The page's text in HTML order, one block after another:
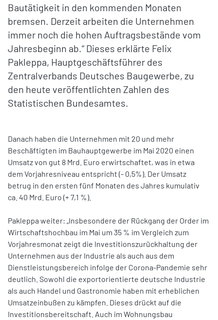
Bautätigkeit in den kommenden Monaten
bremsen. Derzeit arbeiten die Unternehmen
immer noch die hohen Auftragsbestände vom
Jahresbeginn ab.“ Dieses erklärte Felix
Pakleppa, Hauptgeschäftsführer des
Zentralverbands Deutsches Baugewerbe, zu
den heute veröffentlichten Zahlen des
Statistischen Bundesamtes.
Danach haben die Unternehmen mit 20 und mehr
Beschäftigten im Bauhauptgewerbe im Mai 2020 einen
Umsatz von gut 8 Mrd. Euro erwirtschaftet, was in etwa
dem Vorjahresniveau entspricht (- 0,5%). Der Umsatz
betrug in den ersten fünf Monaten des Jahres kumulativ
ca. 40 Mrd. Euro (+ 7,1 %).
Pakleppa weiter: „Insbesondere der Rückgang der Order im
Wirtschaftshochbau im Mai um 35 % im Vergleich zum
Vorjahresmonat zeigt die Investitionszurückhaltung der
Unternehmen aus der Industrie als auch aus dem
Dienstleistungsbereich infolge der Corona-Pandemie sehr
deutlich. Sowohl die exportorientierte deutsche Industrie
als auch Handel und Gastronomie haben mit erheblichen
Umsatzeinbußen zu kämpfen. Dieses drückt auf die
Investitionsbereitschaft. Auch im Wohnungsbau